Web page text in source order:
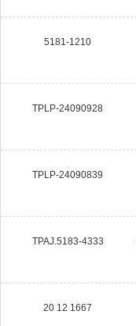
5181-1210
TPLP-24090928
TPLP-24090839
TPAJ.5183-4333
20 12 1667